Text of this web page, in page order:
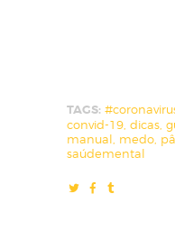
TAGS:
convid-19 dicas
manual medo
saúdemental